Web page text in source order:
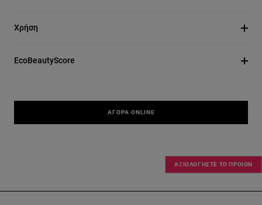
Χρήση
EcoBeautyScore
ΑΓΟΡΆ ONLINE
ΑΞΙΟΛΟΓΗΣΤΕ ΤΟ ΠΡΟΙΟΝ